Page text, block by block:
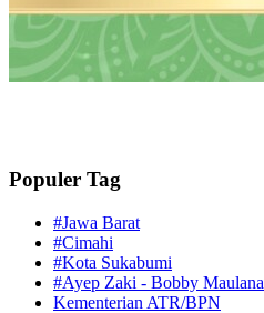
Populer Tag
#Jawa Barat
#Cimahi
#Kota Sukabumi
#Ayep Zaki - Bobby Maulana
Kementerian ATR/BPN